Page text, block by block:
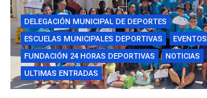
DELEGACIÓN MUNICIPAL DE DEPORTES
ESCUELAS MUNICIPALES DEPORTIVAS
EVENTOS
FUNDACIÓN 24 HORAS DEPORTIVAS
NOTICIAS
ULTIMAS ENTRADAS